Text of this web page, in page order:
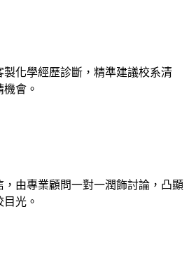
化學經歷診斷，精準建議校系清
會。
由專業顧問一對一潤飾討論，凸顯
光。